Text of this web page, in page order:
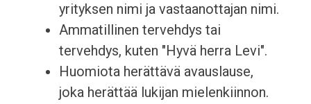
yrityksen nimi ja vastaanottajan nimi.
Ammatillinen tervehdys tai
tervehdys, kuten "Hyvä herra Levi".
Huomiota herättävä avauslause,
joka herättää lukijan mielenkiinnon.